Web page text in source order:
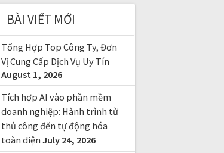
c
f
o
r
:
BÀI VIẾT MỚI
Tổng Hợp Top Công Ty, Đơn
Vị Cung Cấp Dịch Vụ Uy Tín
August 1, 2026
Tích hợp AI vào phần mềm
doanh nghiệp: Hành trình từ
thủ công đến tự động hóa
toàn diện July 24, 2026